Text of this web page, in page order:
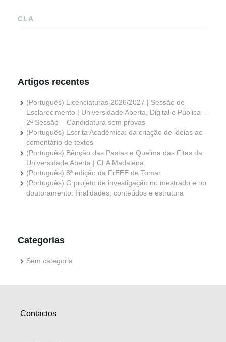
CLA
Artigos recentes
(Português) Licenciaturas 2026/2027 | Sessão de
Esclarecimento | Universidade Aberta, Digital e Pública –
2ª Sessão – Candidatura sem provas
(Português) Escrita Académica: da criação de ideias ao
comentário de textos
(Português) Bênção das Pastas e Queima das Fitas da
Universidade Aberta | CLA Madalena
(Português) 8ª edição da FrEEE de Tomar
(Português) O projeto de investigação no mestrado e no
doutoramento: finalidades, conteúdos e estrutura
Categorias
Sem categoria
Contactos